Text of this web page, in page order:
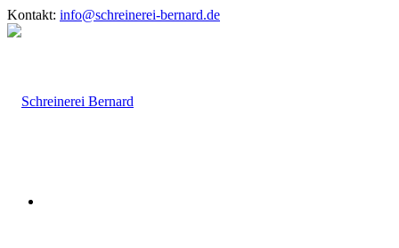
Kontakt: info@schreinerei-bernard.de